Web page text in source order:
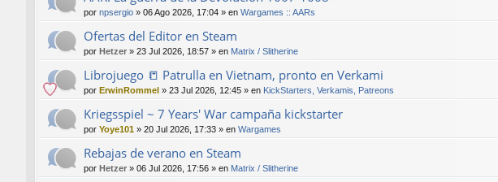
por npsergio » 06 Ago 2026, 17:04 » en Wargames :: AARs
Ofertas del Editor en Steam
por Hetzer » 23 Jul 2026, 18:57 » en Matrix / Slitherine
Librojuego 📒 Patrulla en Vietnam, pronto en Verkami
por ErwinRommel » 23 Jul 2026, 12:45 » en KickStarters, Verkamis, Patreons
Kriegsspiel ~ 7 Years' War campaña kickstarter
por Yoye101 » 20 Jul 2026, 17:33 » en Wargames
Rebajas de verano en Steam
por Hetzer » 06 Jul 2026, 17:56 » en Matrix / Slitherine